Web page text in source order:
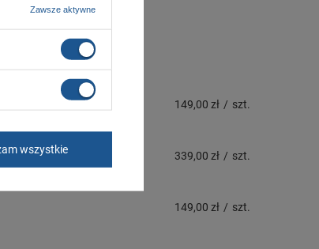
149,00 zł / szt.
339,00 zł / szt.
149,00 zł / szt.
Zawsze aktywne
wszystkie